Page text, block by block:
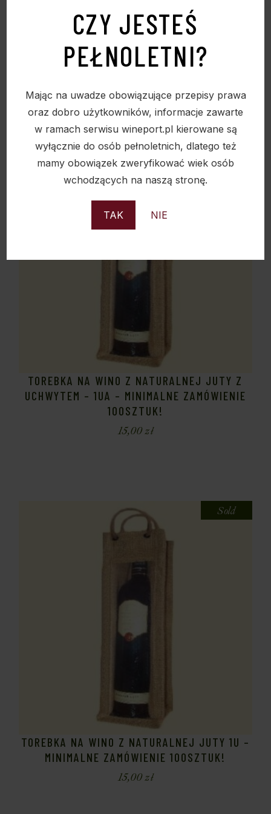
CZY JESTEŚ
PEŁNOLETNI?
Mając na uwadze obowiązujące przepisy prawa
oraz dobro użytkowników, informacje zawarte
w ramach serwisu wineport.pl kierowane są
wyłącznie do osób pełnoletnich, dlatego też
mamy obowiązek zweryfikować wiek osób
wchodzących na naszą stronę.
TAK NIE
TORBA Z JUTY Z PRZEGRÓDKAMI NA 6
BUTELEK 6U – MINIMALNE ZAMÓWIENIE
100SZTUK!
23,00 zł
Sold
TOREBKA NA WINO Z NATURALNEJ JUTY Z
UCHWYTEM – 1UA – MINIMALNE ZAMÓWIENIE
100SZTUK!
15,00zł
Sold
TOREBKA NA WINO Z NATURALNEJ JUTY 1U –
MINIMALNE ZAMÓWIENIE 100SZTUK!
15,00zł